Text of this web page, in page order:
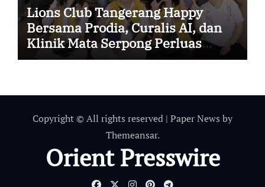
Lions Club Tangerang Happy
Bersama Prodia, Curalis AI, dan
Klinik Mata Serpong Perluas
Akses Layanan Kesehatan
Copyright © All rights reserved | Paper News by
Themeansar.
Orient Presswire